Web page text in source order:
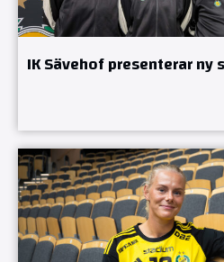
IK Sävehof presenterar